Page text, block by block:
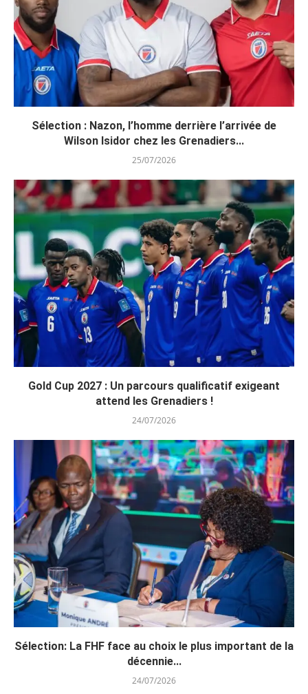
Sélection : Nazon, l’homme derrière l’arrivée de
Wilson Isidor chez les Grenadiers...
25/07/2026
Gold Cup 2027 : Un parcours qualificatif exigeant
attend les Grenadiers !
24/07/2026
Sélection: La FHF face au choix le plus important de la
décennie...
24/07/2026